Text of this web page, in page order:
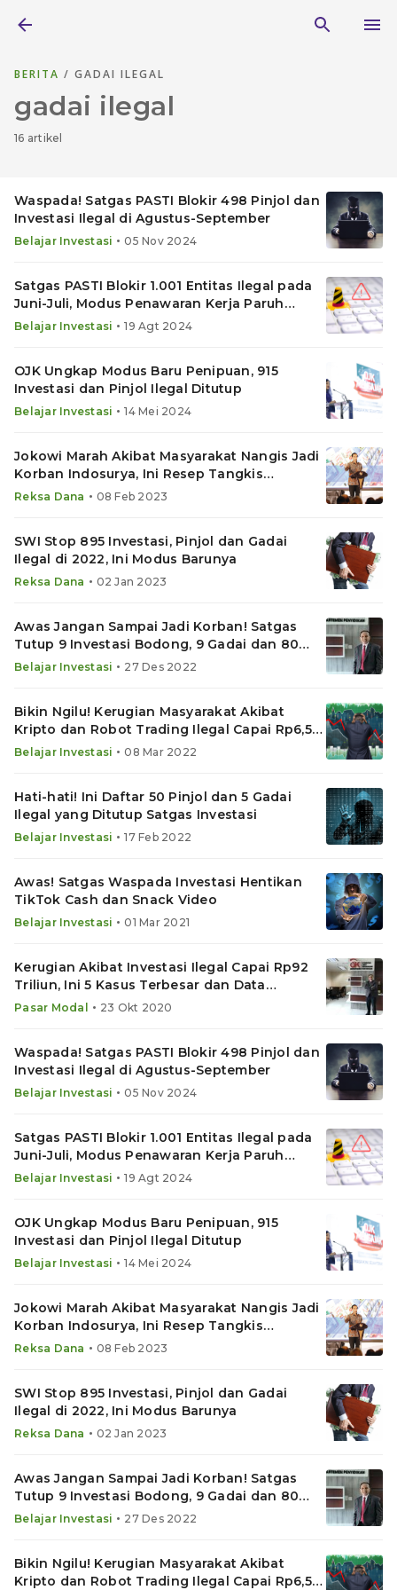
BERITA / GADAI ILEGAL
gadai ilegal
16 artikel
Waspada! Satgas PASTI Blokir 498 Pinjol dan
Investasi Ilegal di Agustus-September
Belajar Investasi • 05 Nov 2024
Satgas PASTI Blokir 1.001 Entitas Ilegal pada
Juni-Juli, Modus Penawaran Kerja Paruh
Waktu Marak
Belajar Investasi • 19 Agt 2024
OJK Ungkap Modus Baru Penipuan, 915
Investasi dan Pinjol Ilegal Ditutup
Belajar Investasi • 14 Mei 2024
Jokowi Marah Akibat Masyarakat Nangis Jadi
Korban Indosurya, Ini Resep Tangkis
Penipuan Investasi
Reksa Dana • 08 Feb 2023
SWI Stop 895 Investasi, Pinjol dan Gadai
Ilegal di 2022, Ini Modus Barunya
Reksa Dana • 02 Jan 2023
Awas Jangan Sampai Jadi Korban! Satgas
Tutup 9 Investasi Bodong, 9 Gadai dan 80
Pinjol Ilegal Ini
Belajar Investasi • 27 Des 2022
Bikin Ngilu! Kerugian Masyarakat Akibat
Kripto dan Robot Trading Ilegal Capai Rp6,5
Triliun
Belajar Investasi • 08 Mar 2022
Hati-hati! Ini Daftar 50 Pinjol dan 5 Gadai
Ilegal yang Ditutup Satgas Investasi
Belajar Investasi • 17 Feb 2022
Awas! Satgas Waspada Investasi Hentikan
TikTok Cash dan Snack Video
Belajar Investasi • 01 Mar 2021
Kerugian Akibat Investasi Ilegal Capai Rp92
Triliun, Ini 5 Kasus Terbesar dan Data
Historisnya
Pasar Modal • 23 Okt 2020
Waspada! Satgas PASTI Blokir 498 Pinjol dan
Investasi Ilegal di Agustus-September
Belajar Investasi • 05 Nov 2024
Satgas PASTI Blokir 1.001 Entitas Ilegal pada
Juni-Juli, Modus Penawaran Kerja Paruh
Waktu Marak
Belajar Investasi • 19 Agt 2024
OJK Ungkap Modus Baru Penipuan, 915
Investasi dan Pinjol Ilegal Ditutup
Belajar Investasi • 14 Mei 2024
Jokowi Marah Akibat Masyarakat Nangis Jadi
Korban Indosurya, Ini Resep Tangkis
Penipuan Investasi
Reksa Dana • 08 Feb 2023
SWI Stop 895 Investasi, Pinjol dan Gadai
Ilegal di 2022, Ini Modus Barunya
Reksa Dana • 02 Jan 2023
Awas Jangan Sampai Jadi Korban! Satgas
Tutup 9 Investasi Bodong, 9 Gadai dan 80
Pinjol Ilegal Ini
Belajar Investasi • 27 Des 2022
Bikin Ngilu! Kerugian Masyarakat Akibat
Kripto dan Robot Trading Ilegal Capai Rp6,5